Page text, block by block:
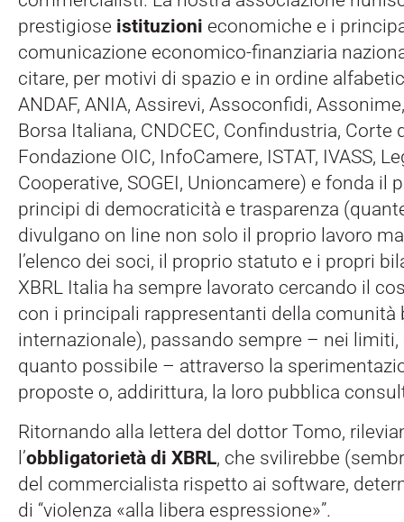
prestigiose istituzioni economiche e i
comunicazione economico-finanziaria
citare, per motivi di spazio e in ordine
ANDAF, ANIA, Assirevi, Assoconfidi,
Borsa Italiana, CNDCEC, Confindustria, Corte
Fondazione OIC, InfoCamere, ISTAT, IVASS,
Cooperative, SOGEI, Unioncamere) e fonda il
principi di democraticità e trasparenza
divulgano on line non solo il proprio lavoro
l’elenco dei soci, il proprio statuto e i propri
XBRL Italia ha sempre lavorato cercando il
con i principali rappresentanti della comunità
internazionale), passando sempre – nei limiti,
quanto possibile – attraverso la
proposte o, addirittura, la loro pubblica
Ritornando alla lettera del dottor Tomo,
l’obbligatorietà di XBRL, che svilirebbe
del commercialista rispetto ai software,
di “violenza «alla libera espressione»”.